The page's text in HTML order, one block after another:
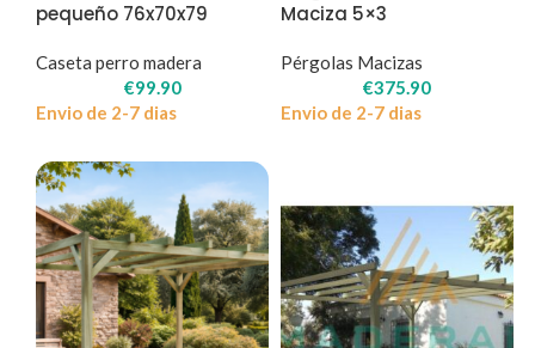
pequeño 76x70x79
Caseta perro madera
€99.90
Envio de 2-7 dias
Maciza 5×3
Pérgolas Macizas
€375.90
Envio de 2-7 dias